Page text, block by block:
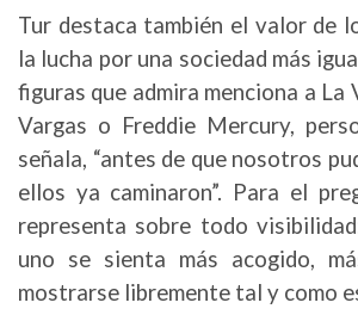
Tur destaca también el valor de
la lucha por una sociedad más
figuras que admira menciona a La
Vargas o Freddie Mercury,
señala, “antes de que nosotros
ellos ya caminaron”. Para el
representa sobre todo
uno se sienta más acogido,
mostrarse libremente tal y como